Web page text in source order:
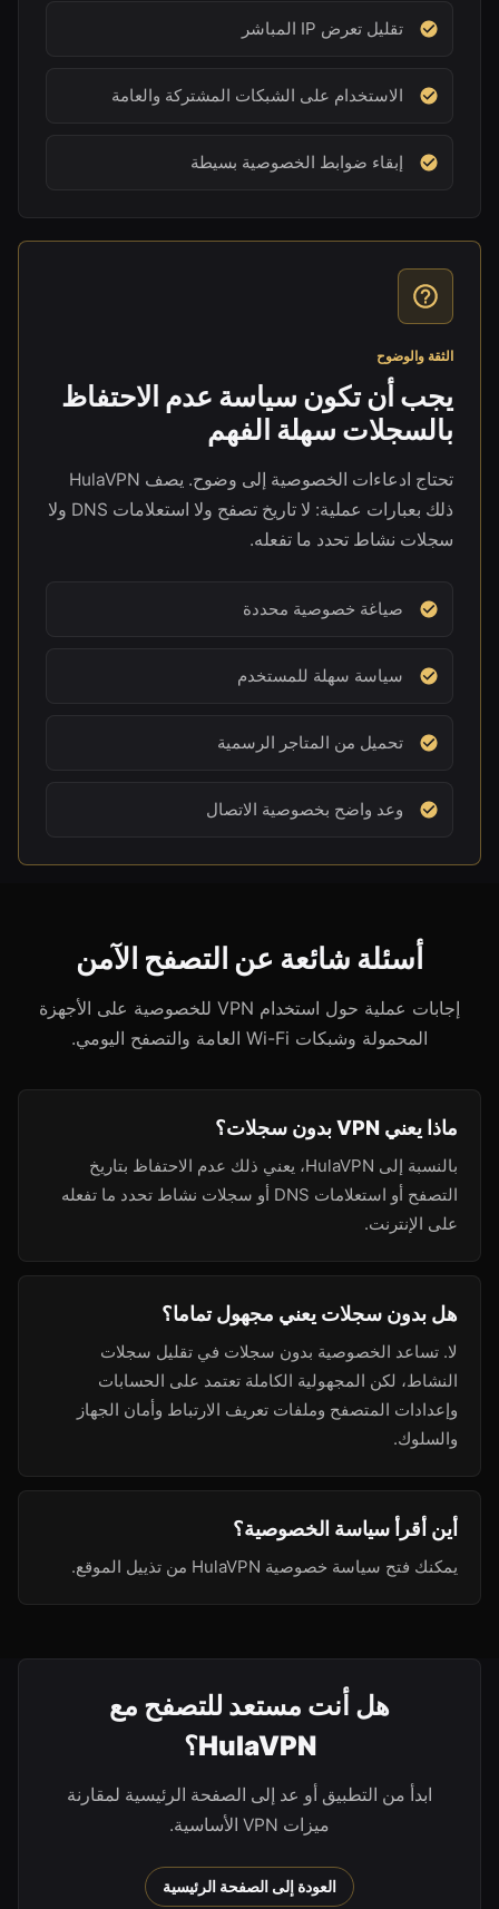
تقليل تعرض IP المباشر
الاستخدام على الشبكات المشتركة والعامة
إبقاء ضوابط الخصوصية بسيطة
الثقة والوضوح
يجب أن تكون سياسة عدم الاحتفاظ
بالسجلات سهلة الفهم
تحتاج ادعاءات الخصوصية إلى وضوح. يصف HulaVPN
ذلك بعبارات عملية: لا تاريخ تصفح ولا استعلامات DNS ولا
سجلات نشاط تحدد ما تفعله.
صياغة خصوصية محددة
سياسة سهلة للمستخدم
تحميل من المتاجر الرسمية
وعد واضح بخصوصية الاتصال
أسئلة شائعة عن التصفح الآمن
إجابات عملية حول استخدام VPN للخصوصية على الأجهزة
المحمولة وشبكات Wi-Fi العامة والتصفح اليومي.
ماذا يعني VPN بدون سجلات؟
بالنسبة إلى HulaVPN، يعني ذلك عدم الاحتفاظ بتاريخ
التصفح أو استعلامات DNS أو سجلات نشاط تحدد ما تفعله
على الإنترنت.
هل بدون سجلات يعني مجهول تماما؟
لا. تساعد الخصوصية بدون سجلات في تقليل سجلات
النشاط، لكن المجهولية الكاملة تعتمد على الحسابات
وإعدادات المتصفح وملفات تعريف الارتباط وأمان الجهاز
والسلوك.
أين أقرأ سياسة الخصوصية؟
يمكنك فتح سياسة خصوصية HulaVPN من تذييل الموقع.
هل أنت مستعد للتصفح مع
HulaVPN؟
ابدأ من التطبيق أو عد إلى الصفحة الرئيسية لمقارنة
ميزات VPN الأساسية.
العودة إلى الصفحة الرئيسية